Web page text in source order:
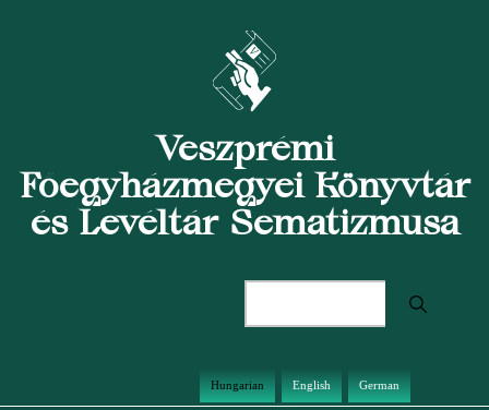
Veszprémi
Főegyházmegyei Könyvtár
és Levéltár Sematizmusa
Hungarian English German